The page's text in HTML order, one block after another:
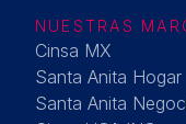
NUESTRAS
Cinsa MX
Santa Anita Hogar
Santa Anita